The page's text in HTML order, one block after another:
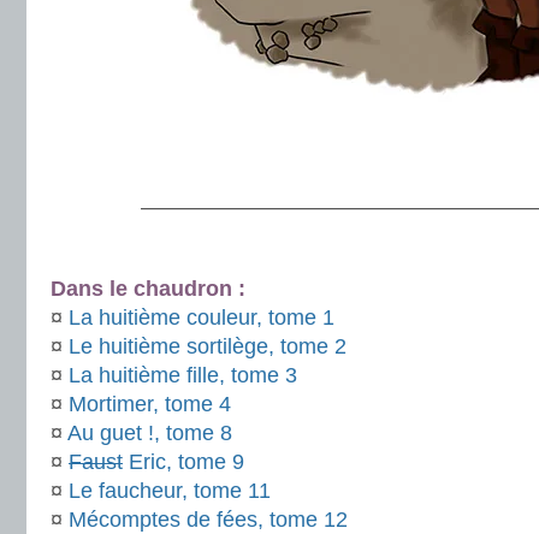
Dans le chaudron :
¤ La huitième couleur, tome 1
¤ Le huitième sortilège, tome 2
¤ La huitième fille, tome 3
¤ Mortimer, tome 4
¤ Au guet !, tome 8
¤ Faust Eric, tome 9
¤ Le faucheur, tome 11
¤ Mécomptes de fées, tome 12